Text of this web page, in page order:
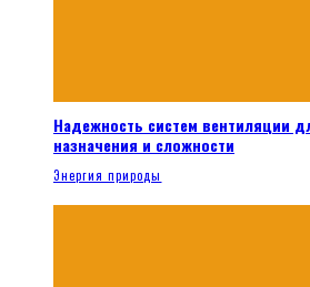
Надежность систем вентиляции
назначения и сложности
Энергия природы